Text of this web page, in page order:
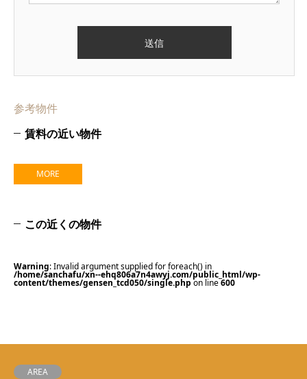
参考物件
賃料の近い物件
MORE
この近くの物件
Warning: Invalid argument supplied for foreach() in
/home/sanchafu/xn--ehq806a7n4awyj.com/public_html/wp-
content/themes/gensen_tcd050/single.php on line600
AREA